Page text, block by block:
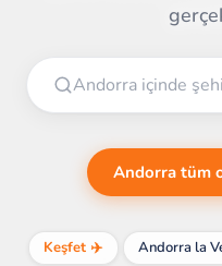
CARTO
Andorra tüm
Keşfet ✈️ Andorra la